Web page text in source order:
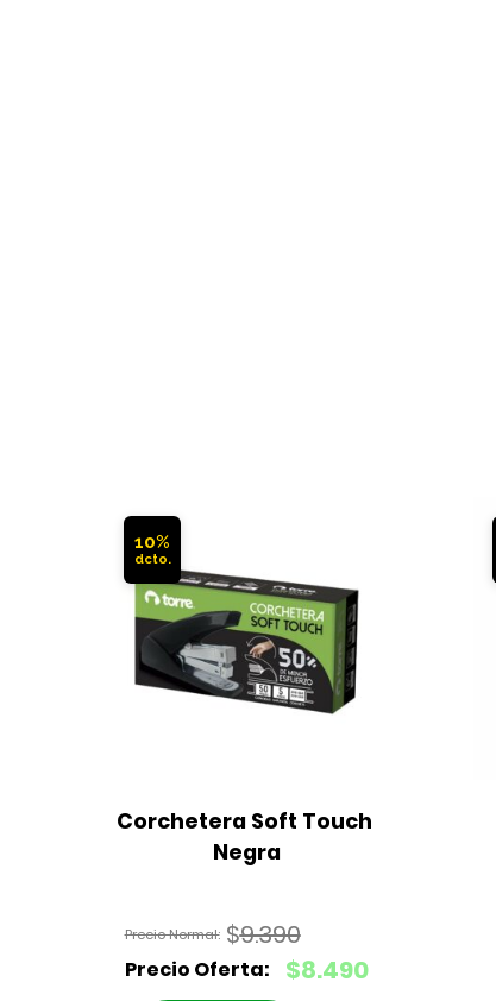
10%
Corchetera Soft Touch
Negra
$9.390
El
precio
$8.490